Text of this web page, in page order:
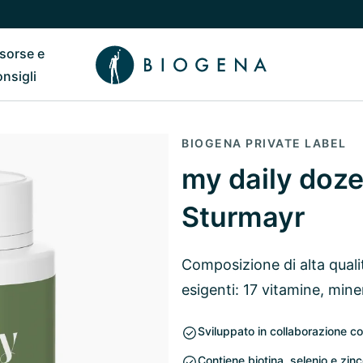
il sottomenu di Chi siamo
e
Riavvia il sottomenu di Risorse e consigli
BIOGENA PRIVATE LABEL
my daily
Sturmayr
Composizione di alta
esigenti: 17 vitamine,
Sviluppato in collaborazione
Contiene biotina, selenio e